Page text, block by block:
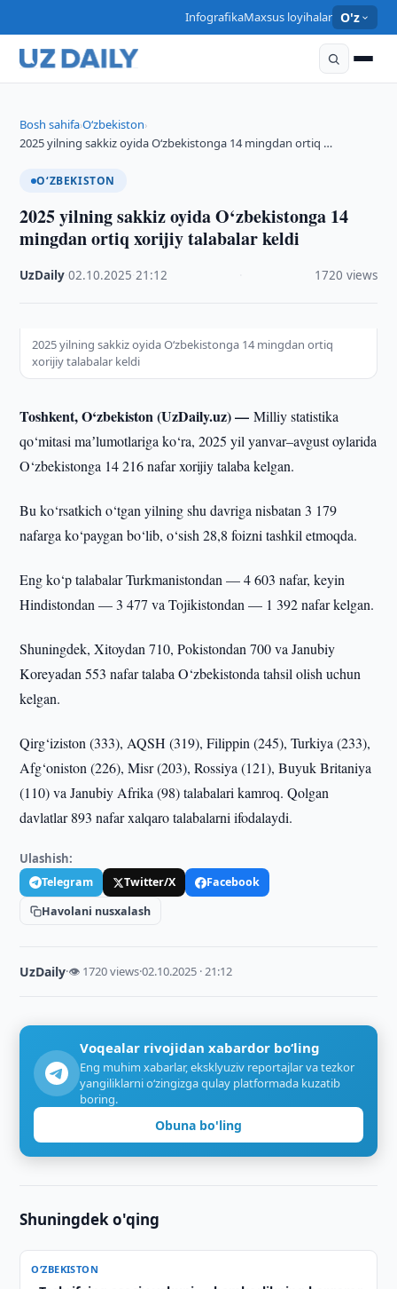
InfografikaMaxsus loyihalar O'z
Bosh sahifa›O‘zbekiston›
2025 yilning sakkiz oyida O‘zbekistonga 14 mingdan ortiq …
O‘ZBEKISTON
2025 yilning sakkiz oyida O‘zbekistonga 14
mingdan ortiq xorijiy talabalar keldi
UzDaily ·02.10.2025 ·21:12 1720 views
2025 yilning sakkiz oyida O‘zbekistonga 14 mingdan ortiq
xorijiy talabalar keldi
Toshkent, O‘zbekiston (UzDaily.uz) —Milliy statistika
qo‘mitasi maʼlumotlariga ko‘ra, 2025 yil yanvar–avgust oylarida
O‘zbekistonga 14 216 nafar xorijiy talaba kelgan.
Bu ko‘rsatkich o‘tgan yilning shu davriga nisbatan 3 179
nafarga ko‘paygan bo‘lib, o‘sish 28,8 foizni tashkil etmoqda.
Eng ko‘p talabalar Turkmanistondan — 4 603 nafar, keyin
Hindistondan — 3 477 va Tojikistondan — 1 392 nafar kelgan.
Shuningdek, Xitoydan 710, Pokistondan 700 va Janubiy
Koreyadan 553 nafar talaba O‘zbekistonda tahsil olish uchun
kelgan.
Qirg‘iziston (333), AQSH (319), Filippin (245), Turkiya (233),
Afg‘oniston (226), Misr (203), Rossiya (121), Buyuk Britaniya
(110) va Janubiy Afrika (98) talabalari kamroq. Qolgan
davlatlar 893 nafar xalqaro talabalarni ifodalaydi.
Ulashish:
Telegram Twitter/X
Facebook
Havolani nusxalash
UzDaily·👁 1720 views·02.10.2025 · 21:12
Voqealar rivojidan xabardor bo‘ling
Eng muhim xabarlar, eksklyuziv reportajlar va tezkor
yangiliklarni o‘zingizga qulay platformada kuzatib
boring.
Obuna bo'ling
Shuningdek o'qing
O‘ZBEKISTON